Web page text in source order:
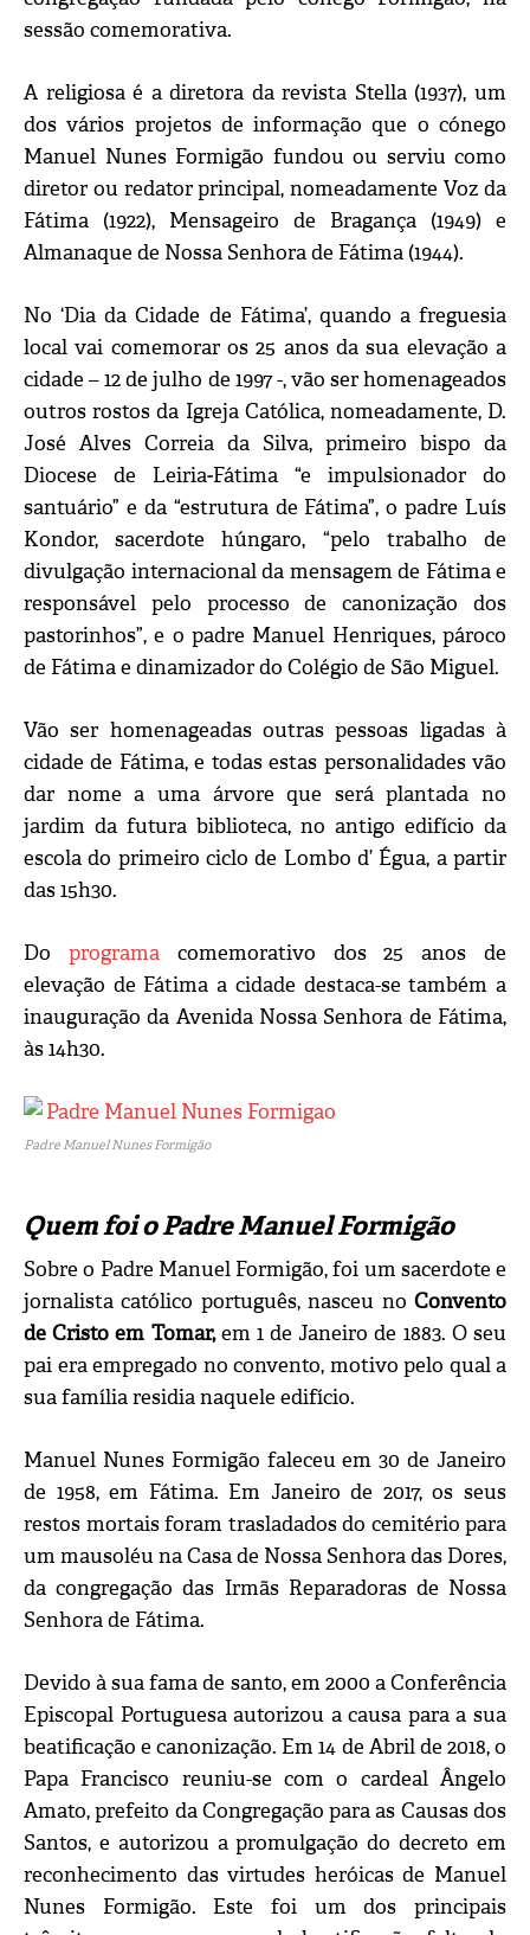
sessão comemorativa.
A religiosa é a diretora da revista Stella (1937), um
dos vários projetos de informação que o cónego
Manuel Nunes Formigão fundou ou serviu como
diretor ou redator principal, nomeadamente Voz da
Fátima (1922), Mensageiro de Bragança (1949) e
Almanaque de Nossa Senhora de Fátima (1944).
No ‘Dia da Cidade de Fátima’, quando a freguesia
local vai comemorar os 25 anos da sua elevação a
cidade – 12 de julho de 1997 -, vão ser homenageados
outros rostos da Igreja Católica, nomeadamente, D.
José Alves Correia da Silva, primeiro bispo da
Diocese de Leiria‑Fátima “e impulsionador do
santuário” e da “estrutura de Fátima”, o padre Luís
Kondor, sacerdote húngaro, “pelo trabalho de
divulgação internacional da mensagem de Fátima e
responsável pelo processo de canonização dos
pastorinhos”, e o padre Manuel Henriques, pároco
de Fátima e dinamizador do Colégio de São Miguel.
Vão ser homenageadas outras pessoas ligadas à
cidade de Fátima, e todas estas personalidades vão
dar nome a uma árvore que será plantada no
jardim da futura biblioteca, no antigo edifício da
escola do primeiro ciclo de Lombo d’ Égua, a partir
das 15h30.
Do programacomemorativo dos 25 anos de
elevação de Fátima a cidade destaca-se também a
inauguração da Avenida Nossa Senhora de Fátima,
às 14h30.
Padre Manuel Nunes Formigão
Quem foi o Padre Manuel Formigão
Sobre o Padre Manuel Formigão, foi um sacerdote e
jornalista católico português, nasceu no Convento
de Cristo em Tomar,em 1 de Janeiro de 1883. O seu
pai era empregado no convento, motivo pelo qual a
sua família residia naquele edifício.
Manuel Nunes Formigão faleceu em 30 de Janeiro
de 1958, em Fátima. Em Janeiro de 2017, os seus
restos mortais foram trasladados do cemitério para
um mausoléu na Casa de Nossa Senhora das Dores,
da congregação das Irmãs Reparadoras de Nossa
Senhora de Fátima.
Devido à sua fama de santo, em 2000 a Conferência
Episcopal Portuguesa autorizou a causa para a sua
beatificação e canonização. Em 14 de Abril de 2018, o
Papa Francisco reuniu-se com o cardeal Ângelo
Amato, prefeito da Congregação para as Causas dos
Santos, e autorizou a promulgação do decreto em
reconhecimento das virtudes heróicas de Manuel
Nunes Formigão. Este foi um dos principais